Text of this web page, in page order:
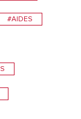
#AIDES